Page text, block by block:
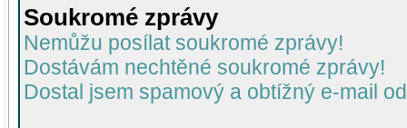
Soukromé zprávy
Nemůžu posílat soukromé zprávy!
Dostávám nechtěné soukromé zprávy!
Dostal jsem spamový a obtížný e-mail